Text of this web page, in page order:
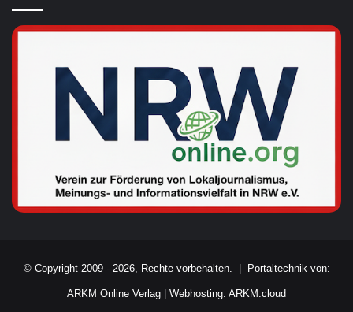
© Copyright 2009 - 2026, Rechte vorbehalten. | Portaltechnik von:
ARKM Online Verlag Webhosting: ARKM.cloud